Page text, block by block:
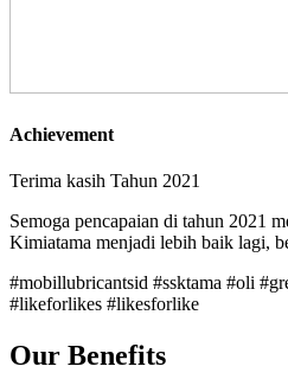
Achievement
Terima kasih Tahun 2021
Semoga pencapaian di tahun 2021
Kimiatama menjadi lebih baik lagi,
#mobillubricantsid #ssktama #oli
#likeforlikes #likesforlike
Our Benefits